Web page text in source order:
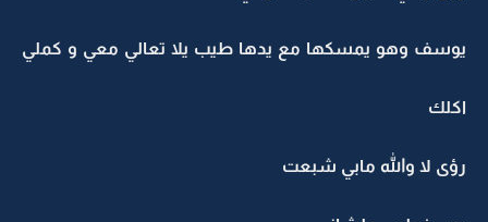
يوسف وهو يمسكها مع يدها طيب يلا تعالي معي و كملي
اكلك
رؤى لا والله مابي شبعت